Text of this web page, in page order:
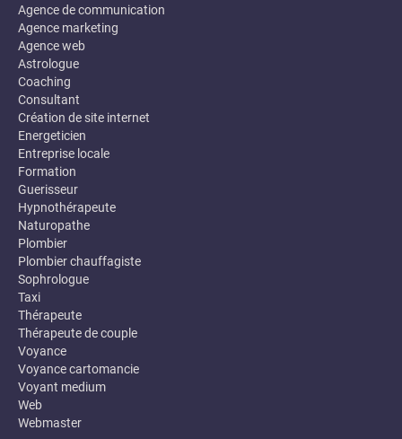
Agence de communication
Agence marketing
Agence web
Astrologue
Coaching
Consultant
Création de site internet
Energeticien
Entreprise locale
Formation
Guerisseur
Hypnothérapeute
Naturopathe
Plombier
Plombier chauffagiste
Sophrologue
Taxi
Thérapeute
Thérapeute de couple
Voyance
Voyance cartomancie
Voyant medium
Web
Webmaster